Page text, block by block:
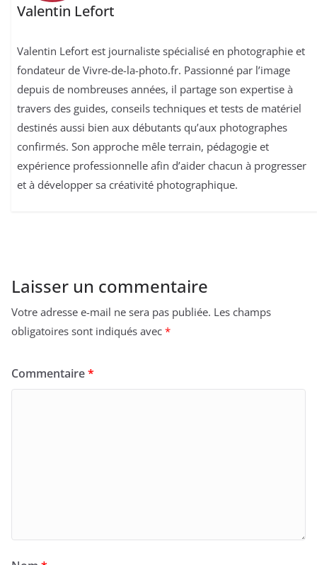
Valentin Lefort
Valentin Lefort est journaliste spécialisé en photographie et
fondateur de Vivre-de-la-photo.fr. Passionné par l’image
depuis de nombreuses années, il partage son expertise à
travers des guides, conseils techniques et tests de matériel
destinés aussi bien aux débutants qu’aux photographes
confirmés. Son approche mêle terrain, pédagogie et
expérience professionnelle afin d’aider chacun à progresser
et à développer sa créativité photographique.
Laisser un commentaire
Votre adresse e-mail ne sera pas publiée. Les champs
obligatoires sont indiqués avec *
Commentaire*